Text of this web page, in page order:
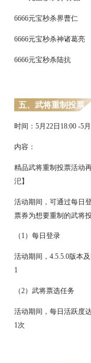
6666元宝秒杀界曹仁
6666元宝秒杀神诸葛亮
6666元宝秒杀陆抗
五、武将重制投票
时间： 5月22日18:00 -5
内容：
精品武将重制投票活动
汜】
活动期间，可通过每日
票券为想要重制的武将
（ 1）每日登录
活动期间， 4.5.5.0版本
1
（2）武将票选任务
活动期间，每日活跃度
1次